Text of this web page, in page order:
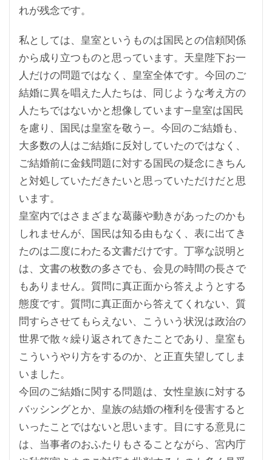
れが残念です。
私としては、皇室というものは国民との信頼関係
から成り立つものと思っています。天皇陛下お一
人だけの問題ではなく、皇室全体です。今回のご
結婚に異を唱えた人たちは、同じような考え方の
人たちではないかと想像しています—皇室は国民
を慮り、国民は皇室を敬う—。今回のご結婚も、
大多数の人はご結婚に反対していたのではなく、
ご結婚前に金銭問題に対する国民の疑念にきちん
と対処していただきたいと思っていただけだと思
います。
皇室内ではさまざまな葛藤や動きがあったのかも
しれませんが、国民は知る由もなく、表に出てき
たのは二度にわたる文書だけです。丁寧な説明と
は、文書の枚数の多さでも、会見の時間の長さで
もありません。質問に真正面から答えようとする
態度です。質問に真正面から答えてくれない、質
問すらさせてもらえない、こういう状況は政治の
世界で散々繰り返されてきたことであり、皇室も
こういうやり方をするのか、と正直失望してしま
いました。
今回のご結婚に関する問題は、女性皇族に対する
バッシングとか、皇族の結婚の権利を侵害すると
いったことではないと思います。目にする意見に
は、当事者のおふたりもさることながら、宮内庁